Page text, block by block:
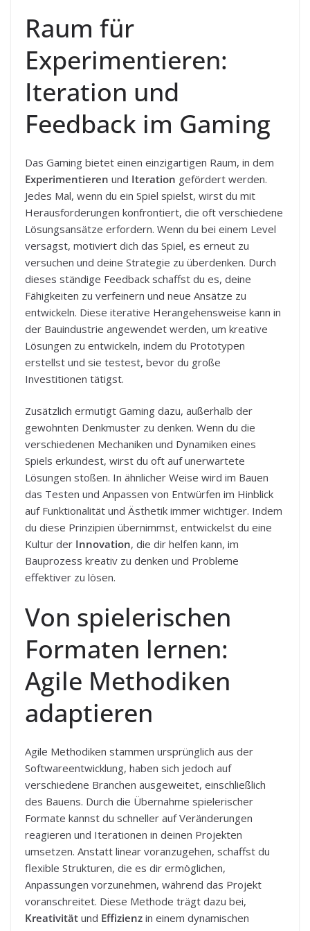
Raum für
Experimentieren:
Iteration und
Feedback im Gaming
Das Gaming bietet einen einzigartigen Raum, in dem
Experimentieren und Iteration gefördert werden.
Jedes Mal, wenn du ein Spiel spielst, wirst du mit
Herausforderungen konfrontiert, die oft verschiedene
Lösungsansätze erfordern. Wenn du bei einem Level
versagst, motiviert dich das Spiel, es erneut zu
versuchen und deine Strategie zu überdenken. Durch
dieses ständige Feedback schaffst du es, deine
Fähigkeiten zu verfeinern und neue Ansätze zu
entwickeln. Diese iterative Herangehensweise kann in
der Bauindustrie angewendet werden, um kreative
Lösungen zu entwickeln, indem du Prototypen
erstellst und sie testest, bevor du große
Investitionen tätigst.
Zusätzlich ermutigt Gaming dazu, außerhalb der
gewohnten Denkmuster zu denken. Wenn du die
verschiedenen Mechaniken und Dynamiken eines
Spiels erkundest, wirst du oft auf unerwartete
Lösungen stoßen. In ähnlicher Weise wird im Bauen
das Testen und Anpassen von Entwürfen im Hinblick
auf Funktionalität und Ästhetik immer wichtiger. Indem
du diese Prinzipien übernimmst, entwickelst du eine
Kultur der Innovation, die dir helfen kann, im
Bauprozess kreativ zu denken und Probleme
effektiver zu lösen.
Von spielerischen
Formaten lernen:
Agile Methodiken
adaptieren
Agile Methodiken stammen ursprünglich aus der
Softwareentwicklung, haben sich jedoch auf
verschiedene Branchen ausgeweitet, einschließlich
des Bauens. Durch die Übernahme spielerischer
Formate kannst du schneller auf Veränderungen
reagieren und Iterationen in deinen Projekten
umsetzen. Anstatt linear voranzugehen, schaffst du
flexible Strukturen, die es dir ermöglichen,
Anpassungen vorzunehmen, während das Projekt
voranschreitet. Diese Methode trägt dazu bei,
Kreativität und Effizienz in einem dynamischen